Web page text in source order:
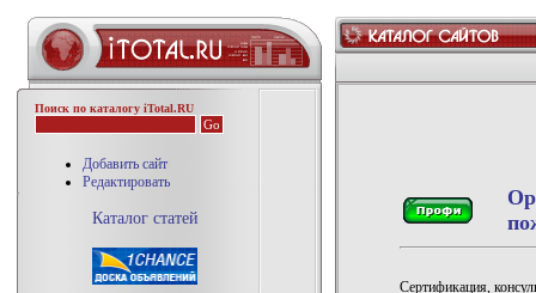
Поиск по каталогу iTotal.RU
Добавить сайт
Редактировать
Каталог статей
Сертификация,